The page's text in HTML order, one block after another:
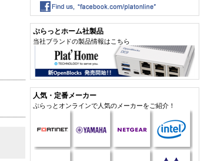
ぷらっとホーム社製品
当社ブランドの製品情報はこちら
人気・定番メーカー
ぷらっとオンラインで人気のメーカーをご紹介！